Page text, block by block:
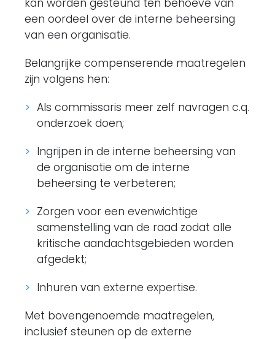
kan worden gesteund ten behoeve van
een oordeel over de interne beheersing
van een organisatie.
Belangrijke compenserende maatregelen
zijn volgens hen:
Als commissaris meer zelf navragen c.q.
onderzoek doen;
Ingrijpen in de interne beheersing van
de organisatie om de interne
beheersing te verbeteren;
Zorgen voor een evenwichtige
samenstelling van de raad zodat alle
kritische aandachtsgebieden worden
afgedekt;
Inhuren van externe expertise.
Met bovengenoemde maatregelen,
inclusief steunen op de externe